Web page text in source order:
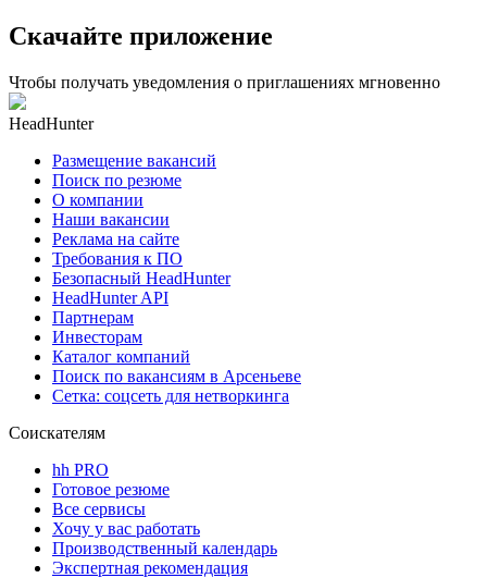
Скачайте приложение
Чтобы получать уведомления о приглашениях мгновенно
HeadHunter
Размещение вакансий
Поиск по резюме
О компании
Наши вакансии
Реклама на сайте
Требования к ПО
Безопасный HeadHunter
HeadHunter API
Партнерам
Инвесторам
Каталог компаний
Поиск по вакансиям в Арсеньеве
Сетка: соцсеть для нетворкинга
Соискателям
hh PRO
Готовое резюме
Все сервисы
Хочу у вас работать
Производственный календарь
Экспертная рекомендация